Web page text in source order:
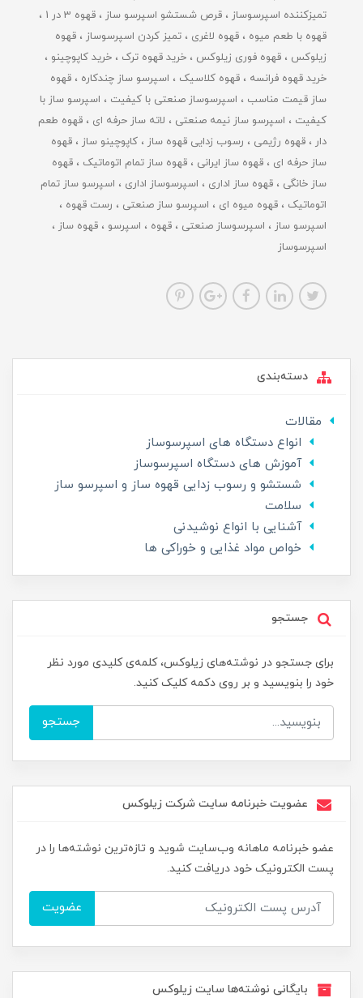
تمیزکننده اسپرسوساز
قرص شستشو اسپرسو ساز
قهوه 3 در 1
قهوه با طعم میوه
قهوه لاغری تمیز کردن اسپرسوساز
قهوه
زیلوکس
قهوه فوری زیلوکس خرید قهوه ترک
خرید کاپوچینو
خرید قهوه فرانسه
قهوه کلاسیک اسپرسو ساز چندکاره
قهوه
ساز قیمت مناسب
اسپرسوساز صنعتی با کیفیت
اسپرسو ساز با
کیفیت
اسپرسو ساز نیمه صنعتی لاته ساز حرفه ای
قهوه طعم
دار
قهوه رژیمی رسوب زدایی قهوه ساز کاپوچینو ساز
قهوه
ساز حرفه ای
قهوه ساز ایرانی قهوه ساز تمام اتوماتیک
قهوه
ساز خانگی
قهوه ساز اداری اسپرسوساز اداری
اسپرسو ساز تمام
اتوماتیک
قهوه میوه ای اسپرسو ساز صنعتی
رست قهوه
اسپرسو ساز
اسپرسوساز صنعتی قهوه اسپرسو
قهوه ساز
اسپرسوساز
دسته‌بندی
مقالات
انواع دستگاه های اسپرسوساز
آموزش های دستگاه اسپرسوساز
شستشو و رسوب زدایی قهوه ساز و اسپرسو ساز
سلامت
آشنایی با انواع نوشیدنی
خواص مواد غذایی و خوراکی ها
جستجو
برای جستجو در نوشته‌های زیلوکس، کلمه‌ی کلیدی مورد نظر
خود را بنویسید و بر روی دکمه کلیک کنید.
جستجو
عضویت خبرنامه سایت شرکت زیلوکس
عضو خبرنامه ماهانه وب‌سایت شوید و تازه‌ترین نوشته‌ها را در
پست الکترونیک خود دریافت کنید.
عضویت
بایگانی نوشته‌ها سایت زیلوکس